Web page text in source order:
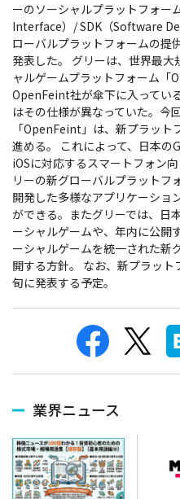
ーのソーシャルプラットフォ
Interface）/ SDK（Software
ローバルプラットフォームの提
発表した。
グリーは、世界最大
ャルゲームプラットフォーム「
OpenFeint社が傘下に入ってい
はその仕様が異なっていた。今
「OpenFeint」は、新プラッ
進める。 これによって、日本
iOSに対応するスマートフォン
リーの新グローバルプラットフ
開発した多様なアプリケーショ
ができる。またグリーでは、日
ーシャルゲームや、年内に公開
ーシャルゲームを統一された新
開する方針。 なお、新プラッ
旬に発表する予定。
業界ニュース